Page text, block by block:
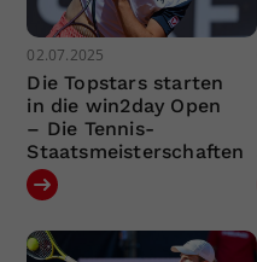
02.07.2025
Die Topstars starten
in die win2day Open
– Die Tennis-
Staatsmeisterschaften